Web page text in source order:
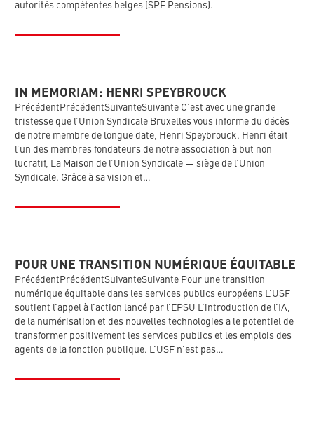
autorités compétentes belges (SPF Pensions).
IN MEMORIAM: HENRI SPEYBROUCK
PrécédentPrécédentSuivanteSuivante C’est avec une grande
tristesse que l’Union Syndicale Bruxelles vous informe du décès
de notre membre de longue date, Henri Speybrouck. Henri était
l’un des membres fondateurs de notre association à but non
lucratif, La Maison de l’Union Syndicale — siège de l’Union
Syndicale. Grâce à sa vision et…
POUR UNE TRANSITION NUMÉRIQUE ÉQUITABLE
PrécédentPrécédentSuivanteSuivante Pour une transition
numérique équitable dans les services publics européens L’USF
soutient l’appel à l’action lancé par l’EPSU L’introduction de l’IA,
de la numérisation et des nouvelles technologies a le potentiel de
transformer positivement les services publics et les emplois des
agents de la fonction publique. L’USF n’est pas…